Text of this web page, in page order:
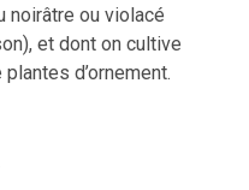
noirâtre ou violacé
et dont on cultive
d’ornement.